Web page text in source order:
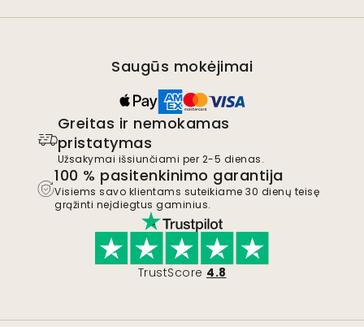
Saugūs mokėjimai
Greitas ir nemokamas
pristatymas
Užsakymai išsiunčiami per 2-5 dienas.
100 % pasitenkinimo garantija
Visiems savo klientams suteikiame 30 dienų teisę
grąžinti neįdiegtus gaminius.
TrustScore 4.8